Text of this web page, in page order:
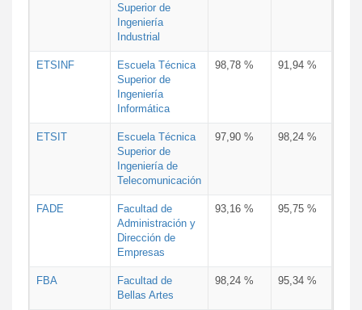
Superior de
Ingeniería
Industrial
ETSINF
Escuela Técnica
Superior de
Ingeniería
Informática
98,78 % 91,94 %
ETSIT
Escuela Técnica
Superior de
Ingeniería de
Telecomunicación
97,90 % 98,24 %
FADE
Facultad de
Administración y
Dirección de
Empresas
93,16 % 95,75 %
FBA
Facultad de
Bellas Artes
98,24 % 95,34 %